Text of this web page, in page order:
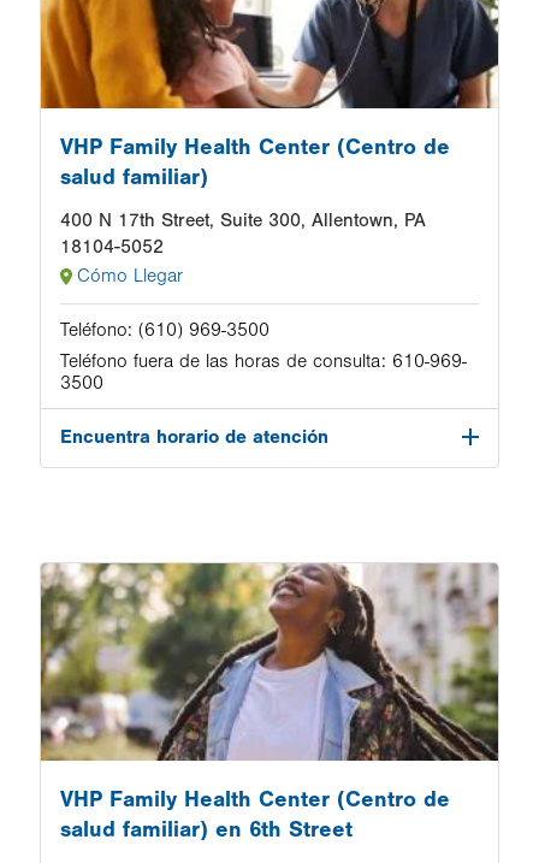
VHP Family Health Center (Centro de
salud familiar)
400 N 17th Street, Suite 300, Allentown, PA
18104-5052
Cómo Llegar
Teléfono: (610) 969-3500
Teléfono fuera de las horas de consulta: 610-969-
3500
Encuentra horario de atención
Image
VHP Family Health Center (Centro de
salud familiar) en 6th Street